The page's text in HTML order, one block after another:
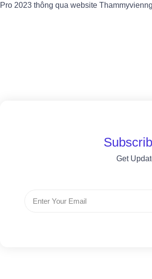
Pro 2023 thông qua website
Get